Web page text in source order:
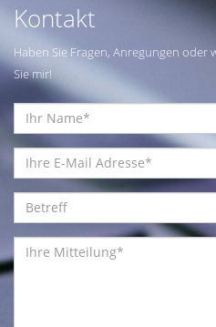
Kontakt
Haben Sie Fragen, Anregungen oder
Sie mir!